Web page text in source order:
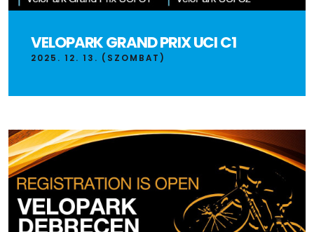
VELOPARK GRAND PRIX UCI C1
2025. 12. 13. (SZOMBAT)